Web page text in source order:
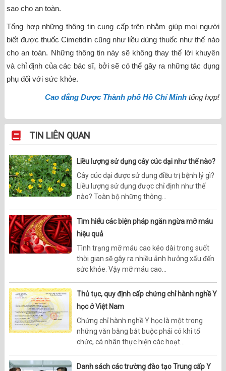
sao cho an toàn.
Tổng hợp những thông tin cung cấp trên nhằm giúp mọi người
biết được thuốc Cimetidin cũng như liều dùng thuốc như thế nào
cho an toàn. Những thông tin này sẽ không thay thế lời khuyên
và chỉ định của các bác sĩ, bởi sẽ có thể gây ra những tác dụng
phụ đối với sức khỏe.
Cao đẳng Dược Thành phố Hồ Chí Minhtổng hợp!
TIN LIÊN QUAN
Liều lượng sử dụng cây cúc dại như thế nào?
Cây cúc dại được sử dụng điều trị bệnh lý gì?
Liều lượng sử dụng được chỉ định như thế
nào? Toàn bộ những thông...
Tìm hiểu các biện pháp ngăn ngừa mỡ máu
hiệu quả
Tình trạng mỡ máu cao kéo dài trong suốt
thời gian sẽ gây ra nhiều ảnh hưởng xấu đến
sức khỏe. Vậy mỡ máu cao...
Thủ tục, quy định cấp chứng chỉ hành nghề Y
học ở Việt Nam
Chứng chỉ hành nghề Y học là một trong
những văn bằng bắt buộc phải có khi tổ
chức, cá nhân thực hiện các hoạt...
Danh sách các trường đào tạo Trung cấp Y